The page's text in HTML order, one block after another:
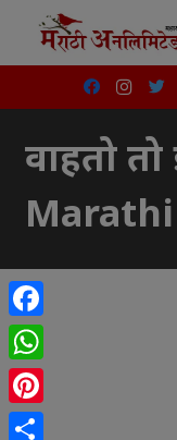
वाहतो
Facebook
WhatsApp
Pinterest